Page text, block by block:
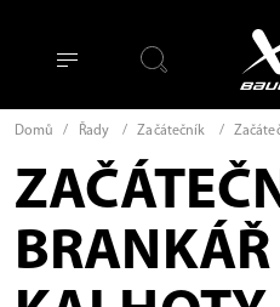
Domů / Řady / Začátečník /
BRANKÁŘ